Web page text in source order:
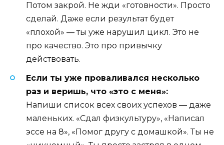
Потом закрой. Не жди «готовности». Просто
сделай. Даже если результат будет
«плохой» — ты уже нарушил цикл. Это не
про качество. Это про привычку
действовать.
Если ты уже проваливался несколько
раз и веришь, что «это с меня»:
Напиши список всех своих успехов — даже
маленьких. «Сдал физкультуру», «Написал
эссе на 8», «Помог другу с домашкой». Ты не